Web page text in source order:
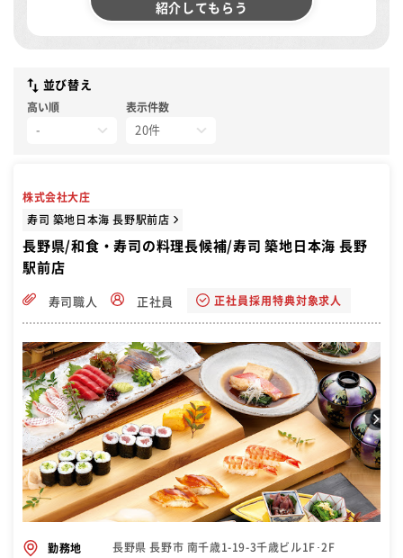
紹介してもらう
並び替え
高い順 表示件数
株式会社大庄
寿司 築地日本海 長野駅前店
長野県/和食・寿司の料理長候補/寿司 築地日本海 長野
駅前店
寿司職人 正社員 正社員採用特典対象求人
勤務地 長野県 長野市 南千歳1-19-3千歳ビル1F･2F